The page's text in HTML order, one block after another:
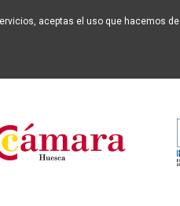
aceptas el uso que hacemos de